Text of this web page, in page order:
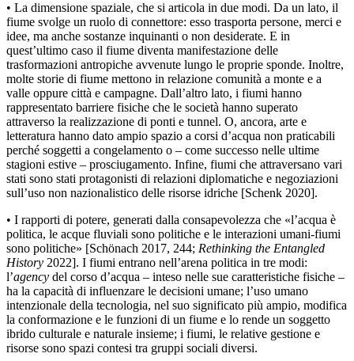
• La dimensione spaziale, che si articola in due modi. Da un lato, il
fiume svolge un ruolo di connettore: esso trasporta persone, merci e
idee, ma anche sostanze inquinanti o non desiderate. E in
quest’ultimo caso il fiume diventa manifestazione delle
trasformazioni antropiche avvenute lungo le proprie sponde. Inoltre,
molte storie di fiume mettono in relazione comunità a monte e a
valle oppure città e campagne. Dall’altro lato, i fiumi hanno
rappresentato barriere fisiche che le società hanno superato
attraverso la realizzazione di ponti e tunnel. O, ancora, arte e
letteratura hanno dato ampio spazio a corsi d’acqua non praticabili
perché soggetti a congelamento o – come successo nelle ultime
stagioni estive – prosciugamento. Infine, fiumi che attraversano vari
stati sono stati protagonisti di relazioni diplomatiche e negoziazioni
sull’uso non nazionalistico delle risorse idriche [Schenk 2020].
• I rapporti di potere, generati dalla consapevolezza che «l’acqua è
politica, le acque fluviali sono politiche e le interazioni umani-fiumi
sono politiche» [Schönach 2017, 244; Rethinking the Entangled
History 2022]. I fiumi entrano nell’arena politica in tre modi:
l’agency del corso d’acqua – inteso nelle sue caratteristiche fisiche –
ha la capacità di influenzare le decisioni umane; l’uso umano
intenzionale della tecnologia, nel suo significato più ampio, modifica
la conformazione e le funzioni di un fiume e lo rende un soggetto
ibrido culturale e naturale insieme; i fiumi, le relative gestione e
risorse sono spazi contesi tra gruppi sociali diversi.